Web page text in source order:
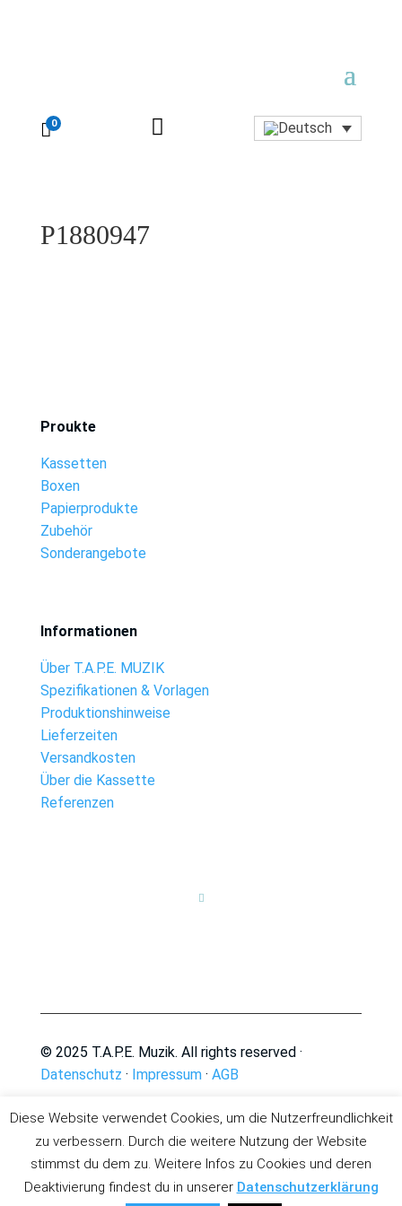
0 
P1880947
Proukte
Kassetten
Boxen
Papierprodukte
Zubehör
Sonderangebote
Informationen
Über T.A.P.E. MUZIK
Spezifikationen & Vorlagen
Produktionshinweise
Lieferzeiten
Versandkosten
Über die Kassette
Referenzen

© 2025 T.A.P.E. Muzik. All rights reserved ·
Datenschutz · Impressum· AGB
Diese Website verwendet Cookies, um die Nutzerfreundlichkeit
zu verbessern. Durch die weitere Nutzung der Website
stimmst du dem zu. Weitere Infos zu Cookies und deren
Deaktivierung findest du in unserer Datenschutzerklärung
Deutsch English (Englisch)